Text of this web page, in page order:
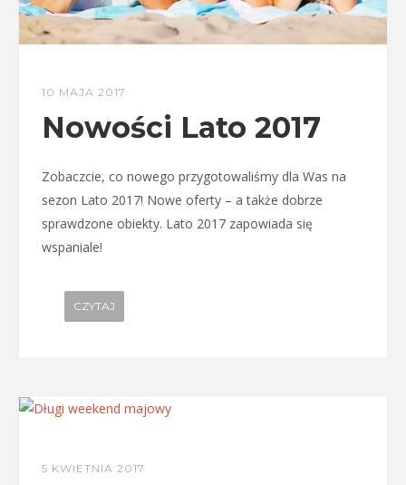
10 MAJA 2017
Nowości Lato 2017
Zobaczcie, co nowego przygotowaliśmy dla Was na
sezon Lato 2017! Nowe oferty – a także dobrze
sprawdzone obiekty. Lato 2017 zapowiada się
wspaniale!
CZYTAJ
5 KWIETNIA 2017